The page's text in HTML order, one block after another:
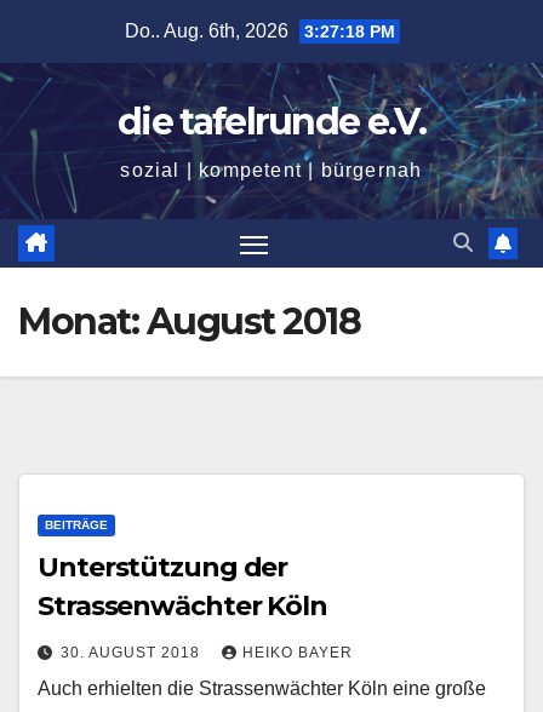
springen
Do.. Aug. 6th, 2026 3:27:19 PM
die tafelrunde e.V.
sozial | kompetent | bürgernah
Monat:August 2018
BEITRÄGE
Unterstützung der
Strassenwächter Köln
30. AUGUST 2018 HEIKO BAYER
Auch erhielten die Strassenwächter Köln eine große